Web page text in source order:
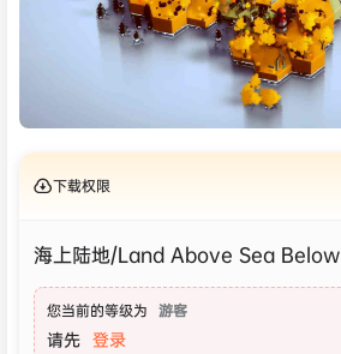
下载权限
海上陆地/Land Above Sea Below
您当前的等级为 游客
请先 登录